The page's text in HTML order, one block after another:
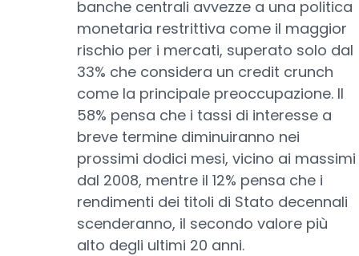
banche centrali avvezze a una politica
monetaria restrittiva come il maggior
rischio per i mercati, superato solo dal
33% che considera un credit crunch
come la principale preoccupazione. Il
58% pensa che i tassi di interesse a
breve termine diminuiranno nei
prossimi dodici mesi, vicino ai massimi
dal 2008, mentre il 12% pensa che i
rendimenti dei titoli di Stato decennali
scenderanno, il secondo valore più
alto degli ultimi 20 anni.